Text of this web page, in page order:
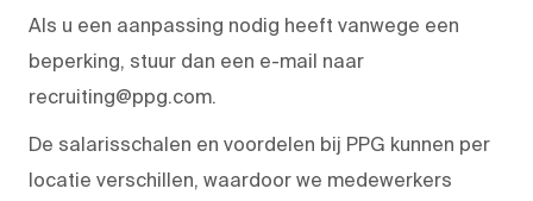
Als u een aanpassing nodig heeft vanwege een
beperking, stuur dan een e-mail naar
recruiting@ppg.com.
De salarisschalen en voordelen bij PPG kunnen per
locatie verschillen, waardoor we medewerkers